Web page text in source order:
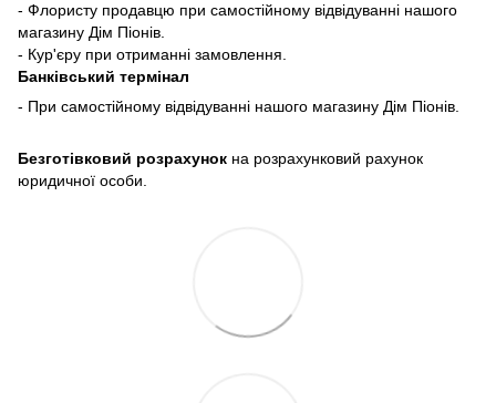
- Флористу продавцю при самостійному відвідуванні нашого
магазину Дім Піонів.
- Кур'єру при отриманні замовлення.
Банківський термінал
- При самостійному відвідуванні нашого магазину Дім Піонів.
Безготівковий розрахунок на розрахунковий рахунок
юридичної особи.